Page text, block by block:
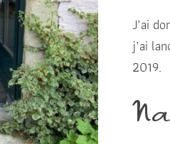
J’ai
j’ai
2019.